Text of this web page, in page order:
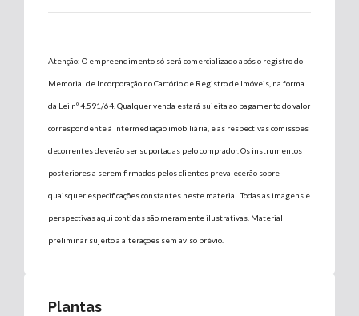
Atenção: O empreendimento só será comercializado após o registro do
Memorial de Incorporação no Cartório de Registro de Imóveis, na forma
da Lei nº 4.591/64. Qualquer venda estará sujeita ao pagamento do valor
correspondente à intermediação imobiliária, e as respectivas comissões
decorrentes deverão ser suportadas pelo comprador. Os instrumentos
posteriores a serem firmados pelos clientes prevalecerão sobre
quaisquer especificações constantes neste material. Todas as imagens e
perspectivas aqui contidas são meramente ilustrativas. Material
preliminar sujeito a alterações sem aviso prévio.
Plantas